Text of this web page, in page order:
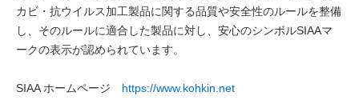
カビ・抗ウイルス加工製品に関する品質や安全性のルールを整備
し、そのルールに適合した製品に対し、安心のシンボルSIAAマ
ークの表示が認められています。
SIAA ホームページ https://www.kohkin.net